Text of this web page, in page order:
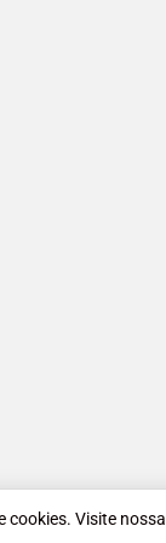
cookies. Visite nossa